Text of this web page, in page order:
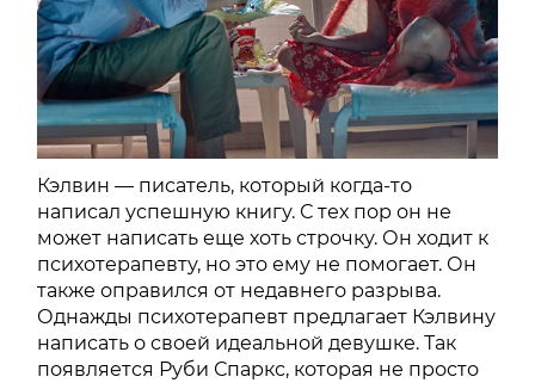
Кэлвин — писатель, который когда-то
написал успешную книгу. С тех пор он не
может написать еще хоть строчку. Он ходит к
психотерапевту, но это ему не помогает. Он
также оправился от недавнего разрыва.
Однажды психотерапевт предлагает Кэлвину
написать о своей идеальной девушке. Так
появляется Руби Спаркс, которая не просто